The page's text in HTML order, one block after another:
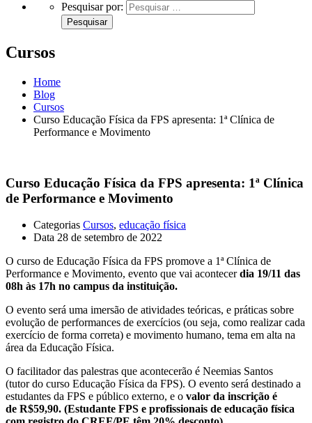
Pesquisar por:
Cursos
Home
Blog
Cursos
Curso Educação Física da FPS apresenta: 1ª Clínica de
Performance e Movimento
Curso Educação Física da FPS apresenta: 1ª Clínica
de Performance e Movimento
Categorias Cursos, educação física
Data 28 de setembro de 2022
O curso de Educação Física da FPS promove a 1ª Clínica de
Performance e Movimento, evento que vai acontecerdia 19/11 das
08h às 17h no campus da instituição.
O evento será uma imersão de atividades teóricas, e práticas sobre
evolução de performances de exercícios (ou seja, como realizar cada
exercício de forma correta) e movimento humano, tema em alta na
área da Educação Física.
O facilitador das palestras que acontecerão é Neemias Santos
(tutor do curso Educação Física da FPS). O evento será destinado a
estudantes da FPS e público externo, e o valor da inscrição é
de R$59,90. (Estudante FPS e profissionais de educação física